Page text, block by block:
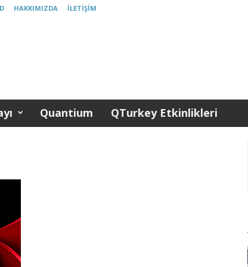
HAKKIMIZDA İLETIŞIM
Quantium QTurkey Etkinlikleri